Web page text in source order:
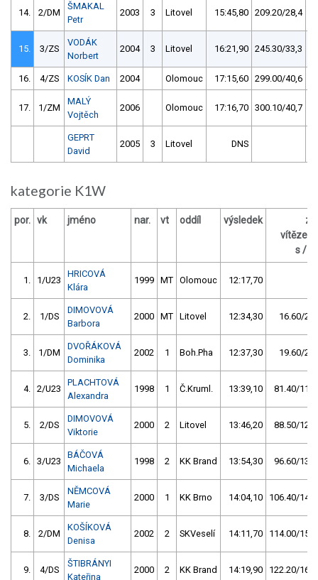
14. 2/DM
ŠMAKAL
Petr
2003 3 Litovel 15:45,80 209.20/28,4
15. 3/ZS
VODÁK
Norbert
2004 3 Litovel 16:21,90 245.30/33,3
16. 4/ZS KOSÍK Dan 2004 Olomouc 17:15,60 299.00/40,6
17. 1/ZM
MALÝ
Vojtěch
2006 Olomouc 17:16,70 300.10/40,7
GEPRT
David
2005 3 Litovel DNS
kategorie K1W
por. vk jméno nar. vt oddíl výsledek
za
vítězem
s / %
1. 1/U23
HRICOVÁ
Klára
1999 MT Olomouc 12:17,70
2. 1/DS
DIMOVOVÁ
Barbora
2000 MT Litovel 12:34,30 16.60/2,3
3. 1/DM
DVOŘÁKOVÁ
Dominika
2002 1 Boh.Pha 12:37,30 19.60/2,7
4. 2/U23
PLACHTOVÁ
Alexandra
1998 1 Č.Kruml. 13:39,10 81.40/11,0
5. 2/DS
DIMOVOVÁ
Viktorie
2000 2 Litovel 13:46,20 88.50/12,0
6. 3/U23
BÁČOVÁ
Michaela
1998 2 KK Brand 13:54,30 96.60/13,1
7. 3/DS
NĚMCOVÁ
Marie
2000 1 KK Brno 14:04,10 106.40/14,4
8. 2/DM
KOŠÍKOVÁ
Denisa
2002 2 SKVeselí 14:11,70 114.00/15,5
9. 4/DS
ŠTIBRÁNYI
Kateřina
2000 2 KK Brand 14:19,90 122.20/16,6